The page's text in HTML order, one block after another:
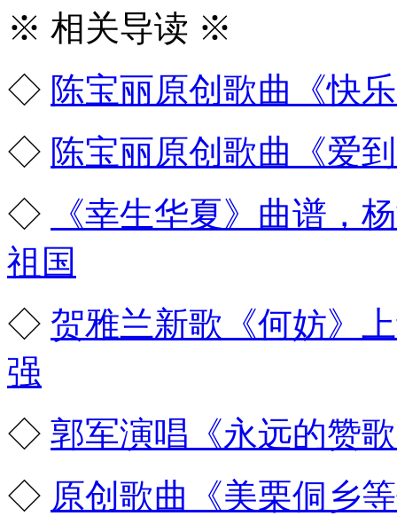
※ 相关导读 ※
◇ 陈宝丽原创歌曲《快
◇ 陈宝丽原创歌曲《爱
◇
《幸生华夏》曲谱，
祖国
◇ 贺雅兰新歌《何妨》
强
◇ 郭军演唱《永远的赞
◇ 原创歌曲《美栗侗乡